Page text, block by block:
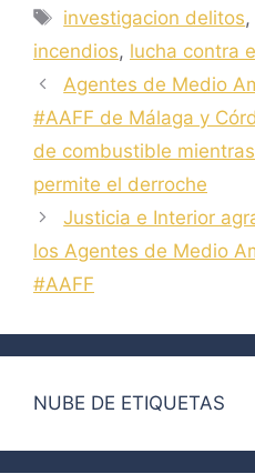
Etiquetas
investigacion delitos,
incendios, lucha contra
Agentes de Medio
#AAFF de Málaga y
de combustible
permite el derroche
Justicia e Interior
los Agentes de Medio
#AAFF
NUBE DE ETIQUETAS